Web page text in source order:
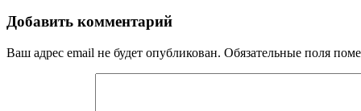
Добавить комментарий
Ваш адрес email не будет опубликован. Обязательные поля